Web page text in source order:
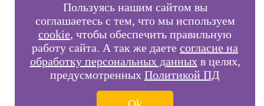
Пользуясь нашим сайтом вы
соглашаетесь с тем, что мы используем
cookie, чтобы обеспечить правильную
работу сайта. А так же даете согласие на
обработку персональных данныхв целях,
предусмотренных Политикой ПД